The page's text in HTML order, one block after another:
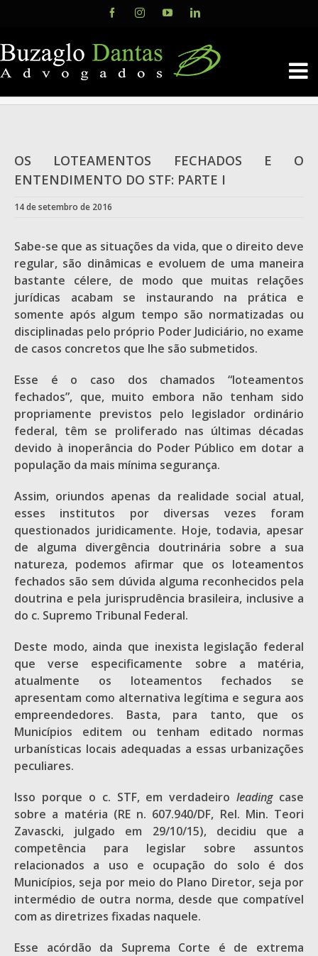
content
FacebookInstagramYouTubeLinkedIn
OS LOTEAMENTOS FECHADOS E O
ENTENDIMENTO DO STF: PARTE I
14 de setembro de 2016
Sabe-se que as situações da vida, que o direito deve
regular, são dinâmicas e evoluem de uma maneira
bastante célere, de modo que muitas relações
jurídicas acabam se instaurando na prática e
somente após algum tempo são normatizadas ou
disciplinadas pelo próprio Poder Judiciário, no exame
de casos concretos que lhe são submetidos.
Esse é o caso dos chamados “loteamentos
fechados”, que, muito embora não tenham sido
propriamente previstos pelo legislador ordinário
federal, têm se proliferado nas últimas décadas
devido à inoperância do Poder Público em dotar a
população da mais mínima segurança.
Assim, oriundos apenas da realidade social atual,
esses institutos por diversas vezes foram
questionados juridicamente. Hoje, todavia, apesar
de alguma divergência doutrinária sobre a sua
natureza, podemos afirmar que os loteamentos
fechados são sem dúvida alguma reconhecidos pela
doutrina e pela jurisprudência brasileira, inclusive a
do c. Supremo Tribunal Federal.
Deste modo, ainda que inexista legislação federal
que verse especificamente sobre a matéria,
atualmente os loteamentos fechados se
apresentam como alternativa legítima e segura aos
empreendedores. Basta, para tanto, que os
Municípios editem ou tenham editado normas
urbanísticas locais adequadas a essas urbanizações
peculiares.
Isso porque o c. STF, em verdadeiroleadingcase
sobre a matéria (RE n. 607.940/DF, Rel. Min. Teori
Zavascki, julgado em 29/10/15), decidiu que a
competência para legislar sobre assuntos
relacionados a uso e ocupação do solo é dos
Municípios, seja por meio do Plano Diretor, seja por
intermédio de outra norma, desde que compatível
com as diretrizes fixadas naquele.
Esse acórdão da Suprema Corte é de extrema